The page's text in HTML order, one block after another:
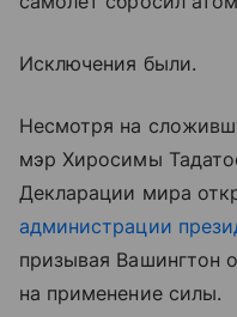
Исключения были.
Несмотря на
мэр Хиросимы
Декларации мира
администрации
призывая Вашингтон
на применение силы.